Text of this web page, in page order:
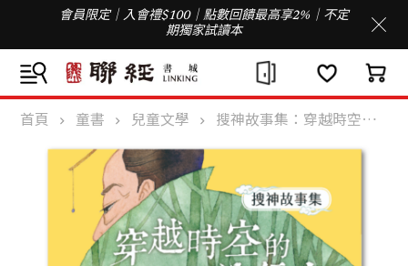
會員限定｜入會禮$100｜點數回饋最高享2%｜不定
期獨家試讀本
首頁 童書 兒童文學 搜神故事集：穿越時空的送信人